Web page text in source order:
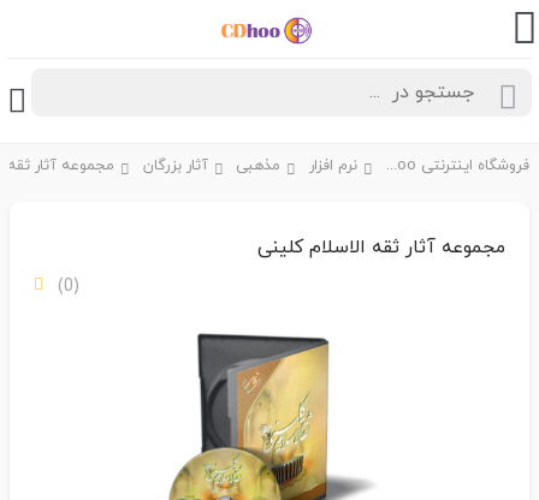
فروشگاه اینترنتی CDhoo نرم افزار مذهبی آثار بزرگان
مجموعه آثار ثقه الاسلام کلینی
(0)